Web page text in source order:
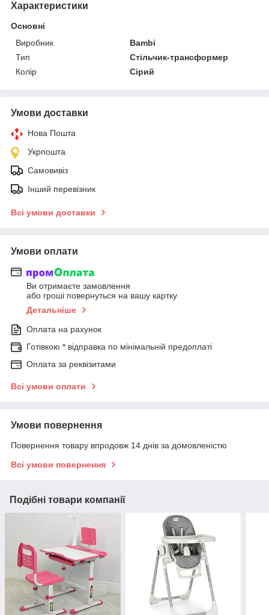
Характеристики
Основні
Виробник
Bambi
Тип
Стільчик-трансформер
Колір
Сірий
Умови доставки
Нова Пошта
Укрпошта
Самовивіз
Інший перевізник
Всі умови доставки
Умови оплати
Ви отримаєте замовлення
або гроші повернуться на вашу картку
Детальніше
Оплата на рахунок
Готівкою * відправка по мінімальній предоплаті
Оплата за реквізитами
Всі умови оплати
Умови повернення
Повернення товару впродовж 14 днів за домовленістю
Всі умови повернення
Подібні товари компанії